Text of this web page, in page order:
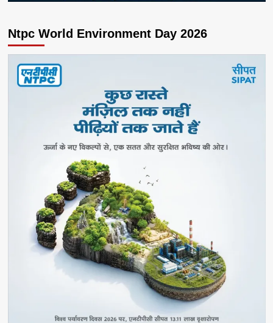
Ntpc World Environment Day 2026